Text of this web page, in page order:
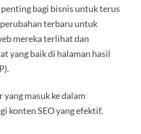
bagi bisnis untuk terus
terbaru untuk
mereka terlihat dan
yang baik di halaman hasil
masuk ke dalam
konten SEO yang efektif.